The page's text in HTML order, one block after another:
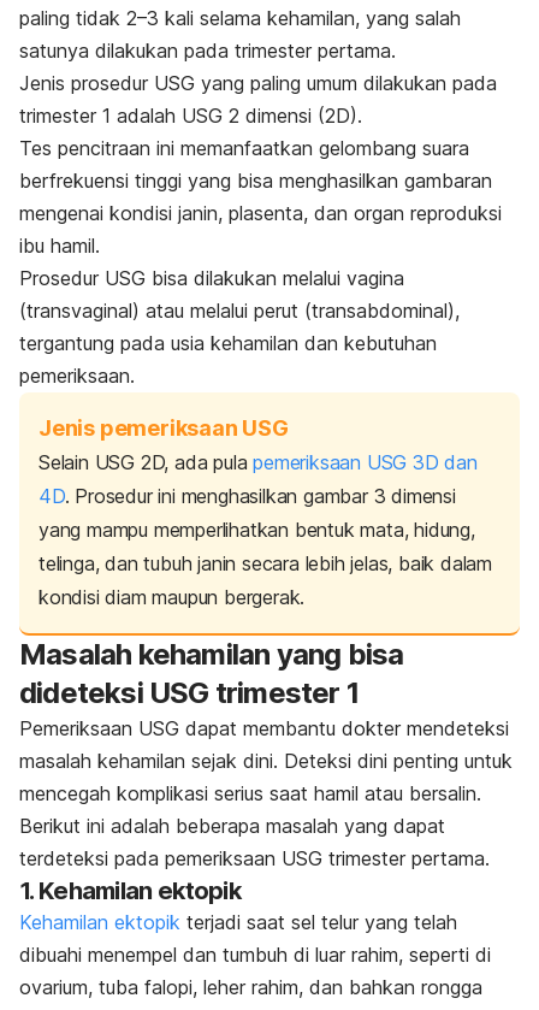
paling tidak 2–3 kali selama kehamilan, yang salah
satunya dilakukan pada trimester pertama.
Jenis prosedur USG yang paling umum dilakukan pada
trimester 1 adalah USG 2 dimensi (2D).
Tes pencitraan ini memanfaatkan gelombang suara
berfrekuensi tinggi yang bisa menghasilkan gambaran
mengenai kondisi janin, plasenta, dan organ reproduksi
ibu hamil.
Prosedur USG bisa dilakukan melalui vagina
(transvaginal) atau melalui perut (transabdominal),
tergantung pada usia kehamilan dan kebutuhan
pemeriksaan.
Jenis pemeriksaan USG
Selain USG 2D, ada pulapemeriksaan USG 3D dan
4D. Prosedur ini menghasilkan gambar 3 dimensi
yang mampu memperlihatkan bentuk mata, hidung,
telinga, dan tubuh janin secara lebih jelas, baik dalam
kondisi diam maupun bergerak.
Masalah kehamilan yang bisa
dideteksi USG trimester 1
Pemeriksaan USG dapat membantu dokter mendeteksi
masalah kehamilan sejak dini. Deteksi dini penting untuk
mencegah komplikasi serius saat hamil atau bersalin.
Berikut ini adalah beberapa masalah yang dapat
terdeteksi pada pemeriksaan USG trimester pertama.
1. Kehamilan ektopik
Kehamilan ektopik terjadi saat sel telur yang telah
dibuahi menempel dan tumbuh di luar rahim, seperti di
ovarium, tuba falopi, leher rahim, dan bahkan rongga